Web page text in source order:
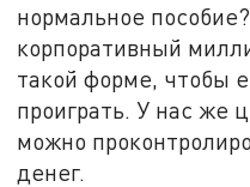
нормальное
корпоративный
такой форме, чтобы
проиграть. У нас же
можно
денег.